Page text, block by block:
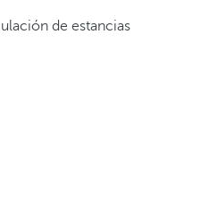
de estancias